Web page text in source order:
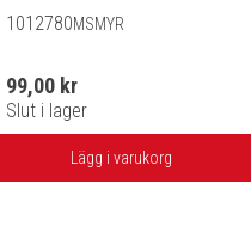
1012780MSMYR
99,00 kr
Slut i lager
Lägg i varukorg